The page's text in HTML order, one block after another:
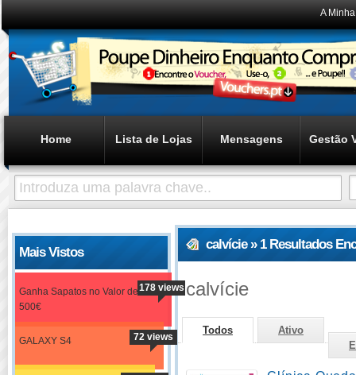
A
Home Lista de Lojas Mensagens Gestão
Mais Vistos
Ganha Sapatos no Valor de
500€
178 views
GALAXY S4 72 views
calvície » 1 Resultados
calvície
Todos
Ativo